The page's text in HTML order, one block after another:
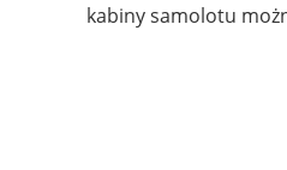
kabiny samolotu